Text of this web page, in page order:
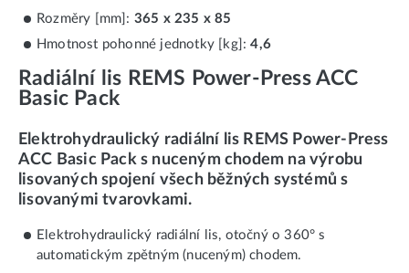
Rozměry [mm]: 365 x 235 x 85
Hmotnost pohonné jednotky [kg]:4,6
Radiální lis REMS Power-Press ACC
Basic Pack
Elektrohydraulický radiální lis REMS Power-Press
ACC Basic Pack s nuceným chodem na výrobu
lisovaných spojení všech běžných systémů s
lisovanými tvarovkami.
Elektrohydraulický radiální lis, otočný o 360° s
automatickým zpětným (nuceným) chodem.